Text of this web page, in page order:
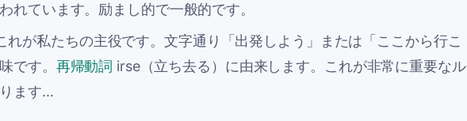
れています。励まし的で一般的です。
れが私たちの主役です。文字通り「出発しよう」または「ここから行こ
です。 再帰動詞 irse（立ち去る）に由来します。これが非常に重要なル
ます...